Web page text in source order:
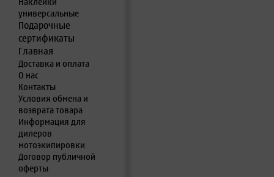
универсальные
Подарочные
сертификаты
Главная
Доставка и оплата
О нас
Контакты
Условия обмена и
возврата товара
Информация для
дилеров
мотоэкипировки
Договор публичной
оферты